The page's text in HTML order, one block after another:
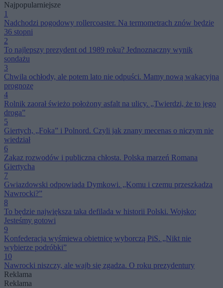
Najpopularniejsze
1
Nadchodzi pogodowy rollercoaster. Na termometrach znów będzie
36 stopni
2
To najlepszy prezydent od 1989 roku? Jednoznaczny wynik
sondażu
3
Chwila ochłody, ale potem lato nie odpuści. Mamy nową wakacyjną
prognozę
4
Rolnik zaorał świeżo położony asfalt na ulicy. „Twierdzi, że to jego
droga”
5
Giertych, „Foka” i Polnord. Czyli jak znany mecenas o niczym nie
wiedział
6
Zakaz rozwodów i publiczna chłosta. Polska marzeń Romana
Giertycha
7
Gwiazdowski odpowiada Dymkowi. „Komu i czemu przeszkadza
Nawrocki?”
8
To będzie największa taka defilada w historii Polski. Wojsko:
Jesteśmy gotowi
9
Konfederacja wyśmiewa obietnicę wyborczą PiS. „Nikt nie
wybierze podróbki”
10
Nawrocki niszczy, ale wajb się zgadza. O roku prezydentury
Reklama
Reklama